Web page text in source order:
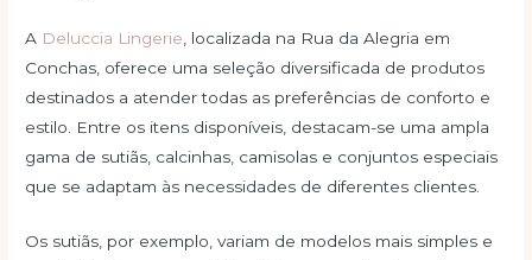
A Deluccia Lingerie , localizada na Rua da Alegria em
Conchas, oferece uma seleção diversificada de produtos
destinados a atender todas as preferências de conforto e
estilo. Entre os itens disponíveis, destacam-se uma ampla
gama de sutiãs, calcinhas, camisolas e conjuntos especiais
que se adaptam às necessidades de diferentes clientes.
Os sutiãs, por exemplo, variam de modelos mais simples e